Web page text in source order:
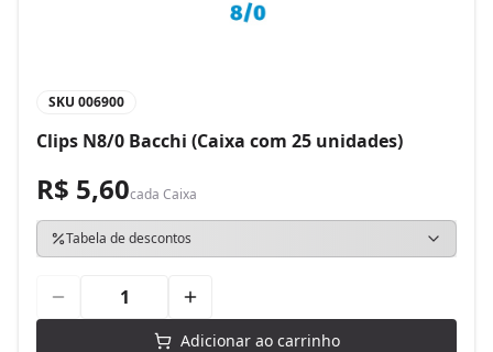
SKU 006900
Clips N8/0 Bacchi (Caixa com 25 unidades)
R$ 5,60cada Caixa
Tabela de descontos
Adicionar ao carrinho